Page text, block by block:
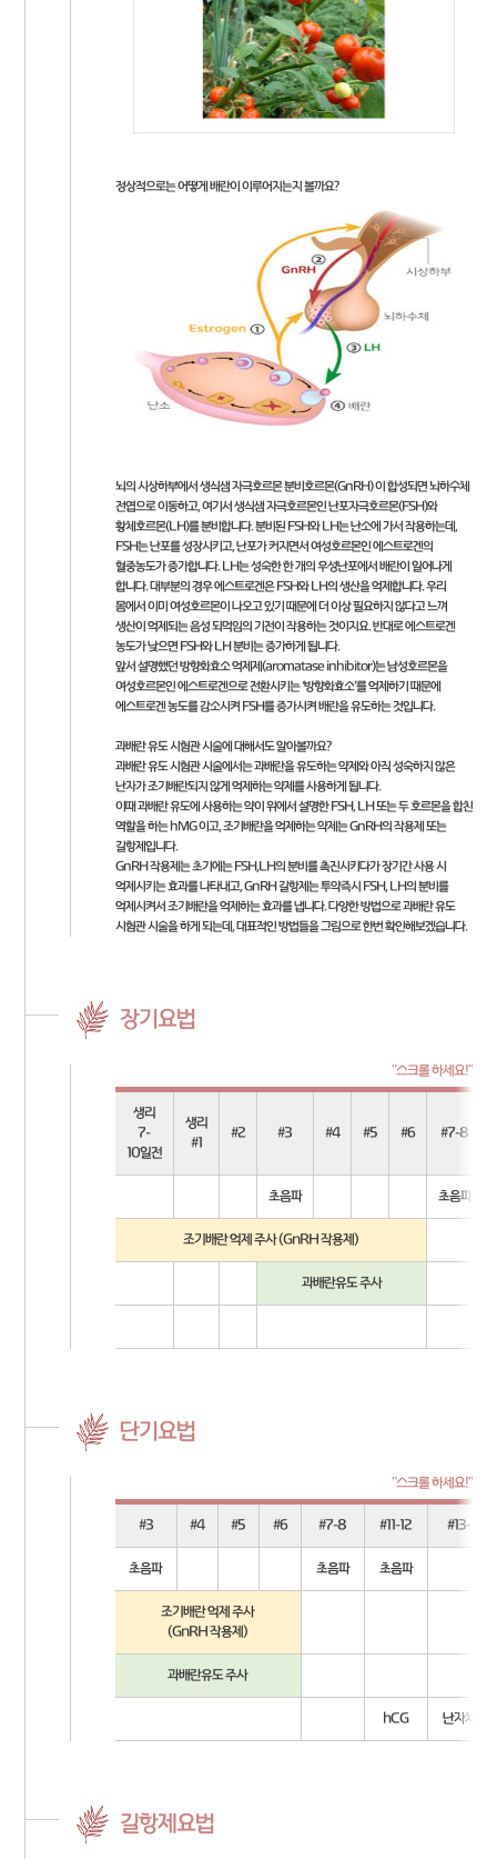
정상적으로는 어떻게 배란이 이루어지는지 볼까요?
뇌의 시상하부에서 생식샘 자극호르몬 분비호르몬(GnRH) 이 합성되면 뇌하수체
전엽으로 이동하고, 여기서 생식샘 자극호르몬인 난포자극호르몬(FSH)와
황체호르몬(LH)를 분비합니다. 분비된 FSH와 LH는 난소에 가서 작용하는데,
FSH는 난포를 성장시키고, 난포가 커지면서 여성호르몬인 에스트로겐의
혈중농도가 증가합니다. LH는 성숙한 한 개의 우성난포에서 배란이 일어나게
합니다. 대부분의 경우 에스트로겐은 FSH와 LH의 생산을 억제합니다. 우리
몸에서 이미 여성호르몬이 나오고 있기 때문에 더 이상 필요하지 않다고 느껴
생산이 억제되는 음성 되먹임의 기전이 작용하는 것이지요. 반대로 에스트로겐
농도가 낮으면 FSH와 LH 분비는 증가하게 됩니다.
앞서 설명했던 방향화효소 억제제(aromatase inhibitor)는 남성호르몬을
여성호르몬인 에스트로겐으로 전환시키는 ‘방향화효소’를 억제하기 때문에
에스트로겐 농도를 감소시켜 FSH를 증가시켜 배란을 유도하는 것입니다.
과배란 유도 시험관 시술에 대해서도 알아볼까요?
과배란 유도 시험관 시술에서는 과배란을 유도하는 약제와 아직 성숙하지 않은
난자가 조기배란되지 않게 억제하는 약제를 사용하게 됩니다.
이때 과배란 유도에 사용하는 약이 위에서 설명한 FSH, LH 또는 두 호르몬을 합친
역할을 하는 hMG 이고, 조기배란을 억제하는 약제는 GnRH의 작용제 또는
길항제입니다.
GnRH 작용제는 초기에는 FSH,LH의 분비를 촉진시키다가 장기간 사용 시
억제시키는 효과를 나타내고, GnRH 길항제는 투약즉시 FSH, LH의 분비를
억제시켜서 조기배란을 억제하는 효과를 냅니다. 다양한 방법으로 과배란 유도
시험관 시술을 하게 되는데, 대표적인 방법들을 그림으로 한번 확인해보겠습니다.
장기요법
생리
7-
10일전
생리
#1
#2 #3 #4 #5 #6 #7-8
초음파 초음파
조기배란 억제 주사 (GnRH 작용제)
과배란유도 주사
단기요법
#3 #4 #5 #6 #7-8 #11-12 #13-14
초음파 초음파 초음파
조기배란 억제 주사
(GnRH 작용제)
과배란유도 주사
hCG 난자채취
길항제요법